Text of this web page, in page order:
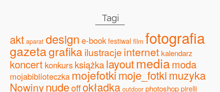
Tagi
akt aparat design e-book festiwal film fotografia
gazetagrafikailustracje internetkalendarz
koncert konkurs książkalayoutmediamoda
mojabiblioteczka mojefotkimoje_fotkimuzyka
Nowinynudeoffokładka outdoor photoshoppirelli